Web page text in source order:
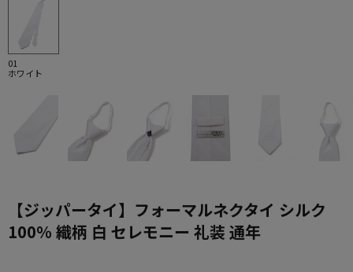
01
ホワイト
【ジッパータイ】フォーマルネクタイ シルク
100％ 織柄 白 セレモニー 礼装 通年